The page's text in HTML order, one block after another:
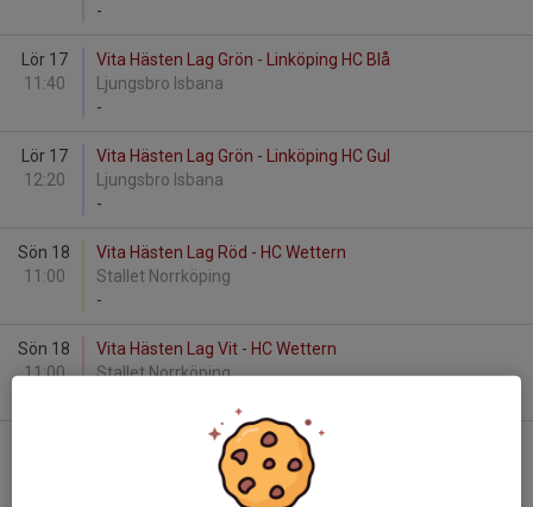
-
Lör 17
11:40
Vita Hästen Lag Grön - Linköping HC Blå
Ljungsbro Isbana
-
Lör 17
12:20
Vita Hästen Lag Grön - Linköping HC Gul
Ljungsbro Isbana
-
Sön 18
11:00
Vita Hästen Lag Röd - HC Wettern
Stallet Norrköping
-
Sön 18
11:00
Vita Hästen Lag Vit - HC Wettern
Stallet Norrköping
HC Wettern - Vita Hästen Lag Röd
Stallet Norrköping